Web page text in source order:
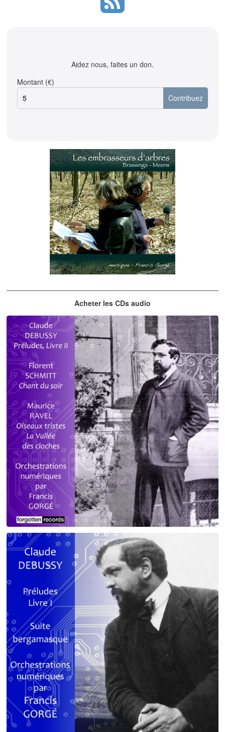
Aidez nous, faites un don.
Montant (€)
Les embrasseurs d'arbres
Acheter les CDs audio
Debussy - Schmitt - Ravel
orchestrations numériques par Francis Gorgé